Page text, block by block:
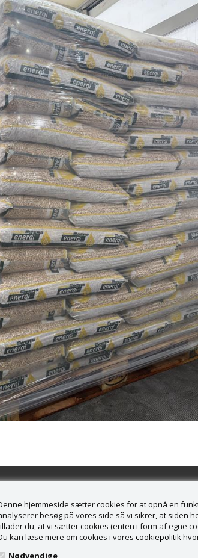
hjemmeside sætter cookies for at opnå en
besøg på vores side så vi sikrer, at siden
du, at vi sætter cookies (enten i form af egne
kan læse mere om cookies i vores cookiepolitik
Kundeservice